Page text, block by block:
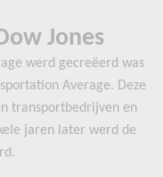
Jones
werd gecreëerd was
Average. Deze
transportbedrijven en
jaren later werd de